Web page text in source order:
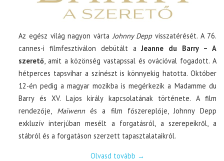
Az egész világ nagyon várta Johnny Deppvisszatérését. A 76.
cannes-i filmfesztiválon debütált aJeanne du Barry – A
szerető , amit a közönség vastapssal és ovációval fogadott. A
hétperces tapsvihar a színészt is könnyekig hatotta. Október
12-én pedig a magyar mozikba is megérkezik a Madamme du
Barry és XV. Lajos király kapcsolatának története. A film
rendezője, Maïwennés a film főszereplője, Johnny Depp
exkluzív interjúban mesélt a forgatásról, a szerepeikről, a
stábról és a forgatáson szerzett tapasztalataikról.
Olvasd tovább →